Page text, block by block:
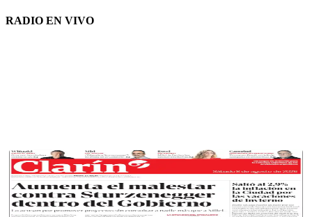
RADIO EN VIVO